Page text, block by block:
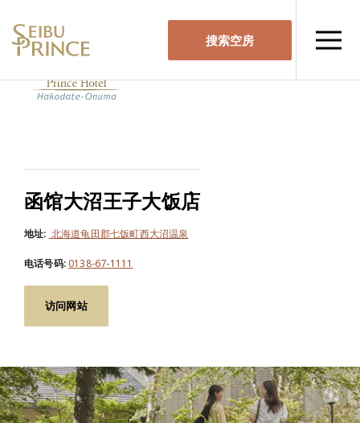
搜索空房
函馆大沼王子大饭店
地址: 北海道龟田郡七饭町西大沼温泉
电话号码:0138-67-1111
访问网站